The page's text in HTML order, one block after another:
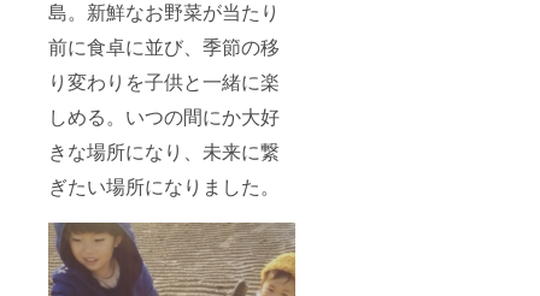
島。新鮮なお野菜が当たり
前に食卓に並び、季節の移
り変わりを子供と一緒に楽
しめる。いつの間にか大好
きな場所になり、未来に繋
ぎたい場所になりました。